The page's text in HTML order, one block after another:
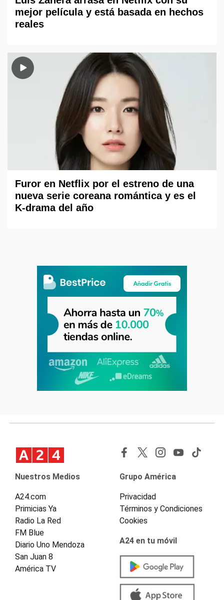
mejor película y está basada en hechos
reales
Furor en Netflix por el estreno de una
nueva serie coreana romántica y es el
K-drama del año
Nuestros Medios
A24.com
Primicias Ya
Radio La Red
FM Blue
Diario Uno Mendoza
San Juan 8
América TV
Grupo América
Privacidad
Términos y Condiciones
Cookies
A24 en tu móvil